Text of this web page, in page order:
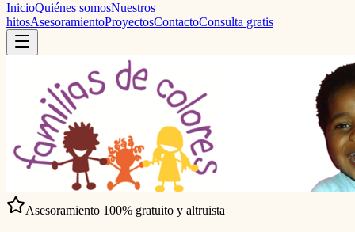
InicioQuiénes somosNuestros
hitosAsesoramientoProyectosContactoConsulta gratis
Asesoramiento 100% gratuito y altruista